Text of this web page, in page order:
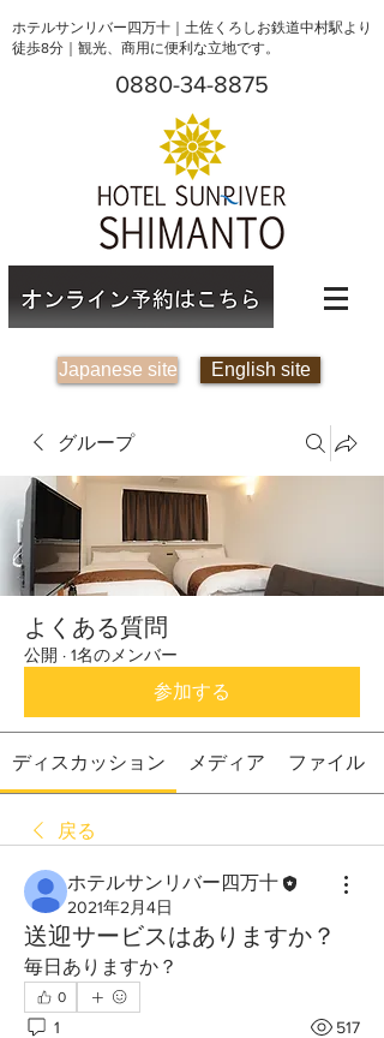
ホテルサンリバー四万十｜土佐くろしお鉄道中村駅より
徒歩8分｜観光、商用に便利な立地です。
0880-34-8875
Japanese site English site
グループ
よくある質問
公開 · 1名のメンバー
参加する
ディスカッション メディア ファイル
戻る
ホテルサンリバー四万十
2021年2月4日
送迎サービスはありますか？
毎日ありますか？
0
1 517